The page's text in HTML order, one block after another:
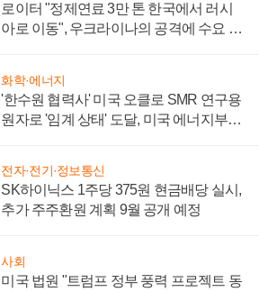
로이터 "정제연료 3만 톤 한국에서 러시
아로 이동", 우크라이나의 공격에 수요 늘
화학·에너지
'한수원 협력사' 미국 오클로 SMR 연구용
원자로 '임계 상태' 도달, 미국 에너지부
전자·전기·정보통신
SK하이닉스 1주당 375원 현금배당 실시,
추가 주주환원 계획 9월 공개 예정
사회
미국 법원 "트럼프 정부 풍력 프로젝트 동